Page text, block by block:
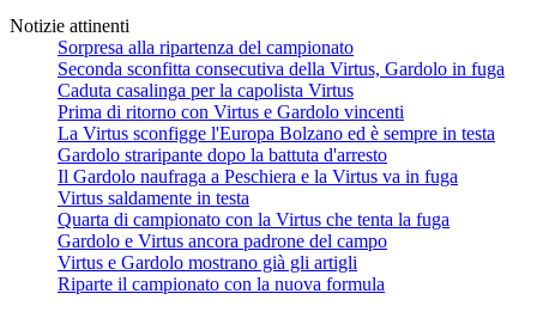
Notizie attinenti
Sorpresa alla ripartenza del campionato
Seconda sconfitta consecutiva della Virtus, Gardolo in fuga
Caduta casalinga per la capolista Virtus
Prima di ritorno con Virtus e Gardolo vincenti
La Virtus sconfigge l'Europa Bolzano ed è sempre in testa
Gardolo straripante dopo la battuta d'arresto
Il Gardolo naufraga a Peschiera e la Virtus va in fuga
Virtus saldamente in testa
Quarta di campionato con la Virtus che tenta la fuga
Gardolo e Virtus ancora padrone del campo
Virtus e Gardolo mostrano già gli artigli
Riparte il campionato con la nuova formula